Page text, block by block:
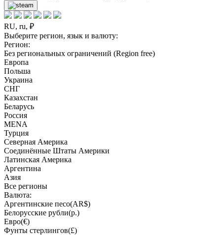
RU, ru, ₽
Выберите регион, язык и валюту:
Регион:
Без региональных ограничений (Region free)
Европа
Польша
Украина
СНГ
Казахстан
Беларусь
Россия
MENA
Турция
Северная Америка
Соединённые Штаты Америки
Латинская Америка
Аргентина
Азия
Все регионы
Валюта:
Аргентинские песо(AR$)
Белорусские рубли(р.)
Евро(€)
Фунты стерлингов(£)